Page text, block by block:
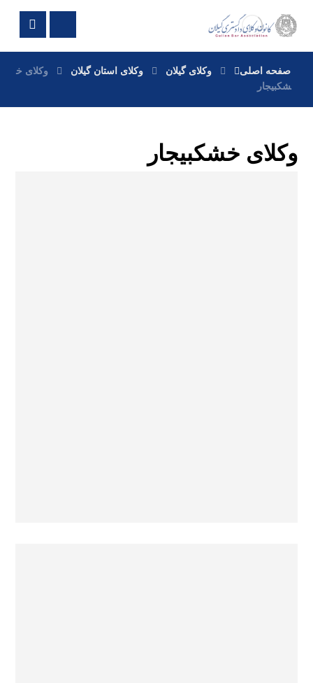
صفحه اصلی وکلای گیلان وکلای استان گیلان
وکلای خ
شکبیجار
وکلای خشکبیجار